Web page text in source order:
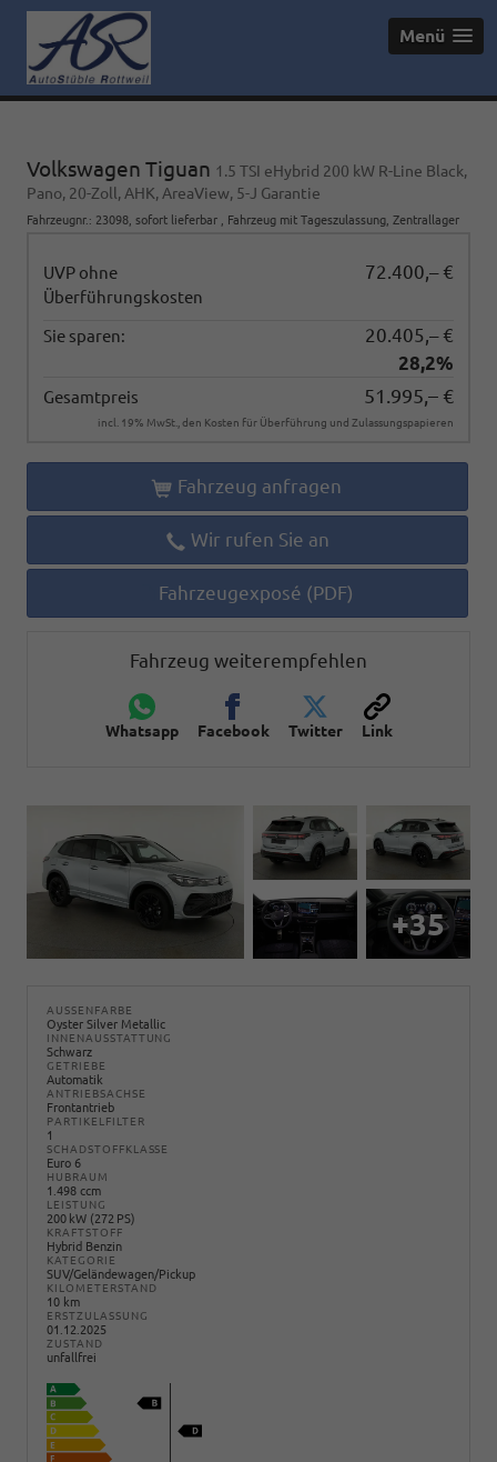
Menü
Volkswagen Tiguan 1.5 TSI eHybrid 200 kW R-Line Black,
Pano, 20-Zoll, AHK, AreaView, 5-J Garantie
Fahrzeugnr. : 23098 sofort lieferbar Fahrzeug mit Tageszulassung , Zentrallager
UVP ohne
Überführungskosten
72.400,– €
Sie sparen:
20.405,– €
28,2%
Gesamtpreis 51.995,– €
incl. 19% MwSt., den Kosten für Überführung und Zulassungspapieren
Fahrzeug anfragen
Wir rufen Sie an
Fahrzeugexposé (PDF)
Fahrzeug weiterempfehlen
Whatsapp Facebook Twitter Link
+35
AUSSENFARBE
Oyster Silver Metallic
INNENAUSSTATTUNG
Schwarz
GETRIEBE
Automatik
ANTRIEBSACHSE
Frontantrieb
PARTIKELFILTER
1
SCHADSTOFFKLASSE
Euro 6
HUBRAUM
1.498 ccm
LEISTUNG
200 kW (272 PS)
KRAFTSTOFF
Hybrid Benzin
KATEGORIE
SUV/Geländewagen/Pickup
KILOMETERSTAND
10 km
ERSTZULASSUNG
01.12.2025
ZUSTAND
unfallfrei